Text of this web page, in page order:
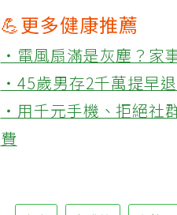
💪更多健康推薦
‧電風扇滿是灰塵？家
‧45歲男存2千萬提早
‧用千元手機、拒絕社
費